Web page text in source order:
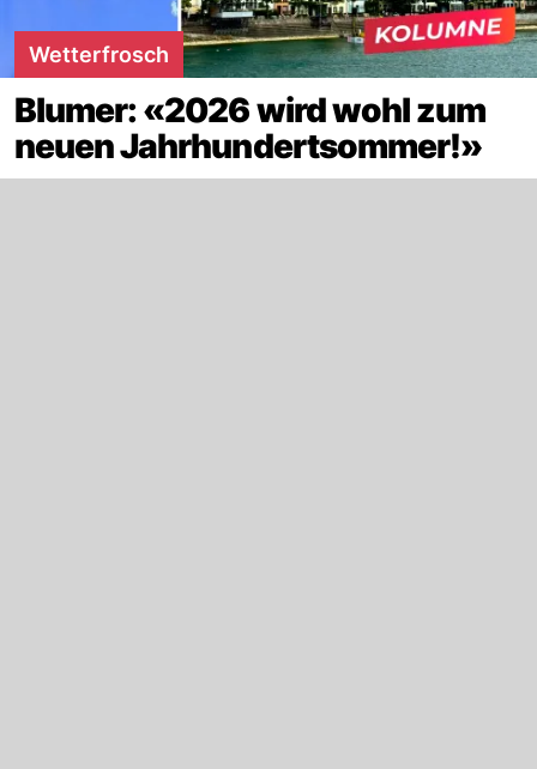
Wetterfrosch
Blumer: «2026 wird wohl zum
neuen Jahrhundertsommer!»